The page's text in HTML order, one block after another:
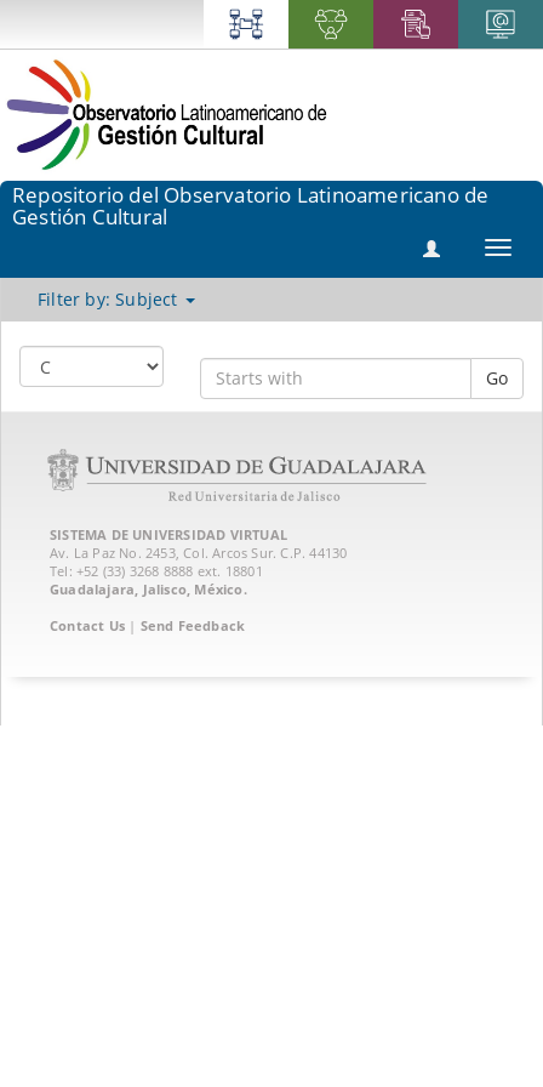
Repositorio del Observatorio Latinoamericano de
Gestión Cultural
Filter by: Subject
Go
SISTEMA DE UNIVERSIDAD VIRTUAL
Av. La Paz No. 2453, Col. Arcos Sur. C.P. 44130
Tel: +52 (33) 3268 8888‏ ext. 18801
Guadalajara, Jalisco, México.
Contact Us | Send Feedback